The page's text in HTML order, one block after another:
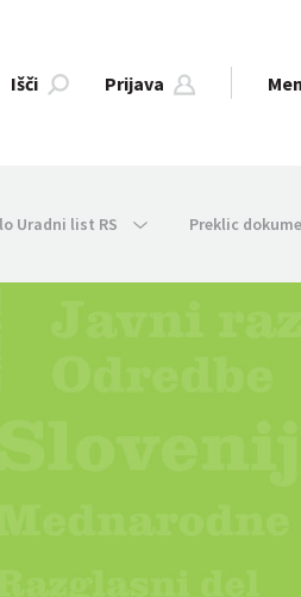
Išči Prijava
Uradni list RS Preklic